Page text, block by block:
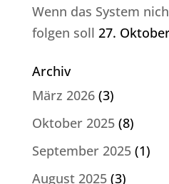
Wenn das System
folgen soll 27.
Archiv
März 2026(3)
Oktober 2025(8)
September 2025(1)
August 2025(3)